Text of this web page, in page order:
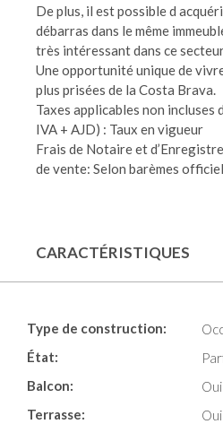
De plus, il est possible d
débarras dans le même
très intéressant dans ce
Une opportunité unique de
plus prisées de la Costa Brava.
Taxes applicables non incluses
IVA + AJD) : Taux en vigueur
Frais de Notaire et
de vente: Selon barèmes
CARACTÉRISTIQUES
Type de construction:
État:
Balcon:
Oui
Terrasse:
Oui